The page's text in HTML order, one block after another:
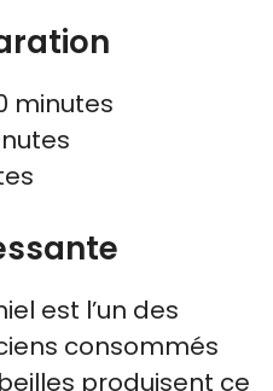
minutes
est l’un des
consommés
produisent ce